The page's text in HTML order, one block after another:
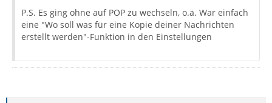
P.S. Es ging ohne auf POP zu wechseln, o.ä. War einfach
eine "Wo soll was für eine Kopie deiner Nachrichten
erstellt werden"-Funktion in den Einstellungen